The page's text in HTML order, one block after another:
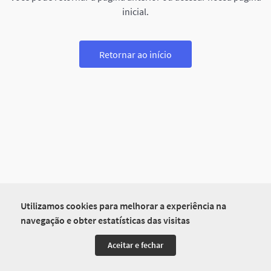
Utilizamos cookies para melhorar a experiência na
navegação e obter estatísticas das visitas
Aceitar e fechar
inicial.
Retornar ao início